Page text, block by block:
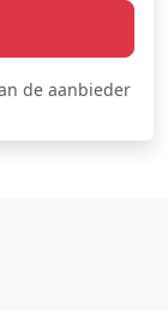
de aanbieder